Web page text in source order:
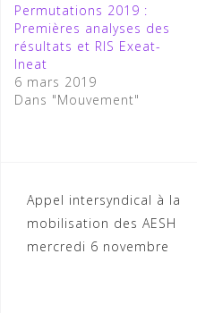
Permutations 2019 :
Premières analyses des
résultats et RIS Exeat-
Ineat
6 mars 2019
Dans "Mouvement"
Appel intersyndical à la
mobilisation des AESH
mercredi 6 novembre